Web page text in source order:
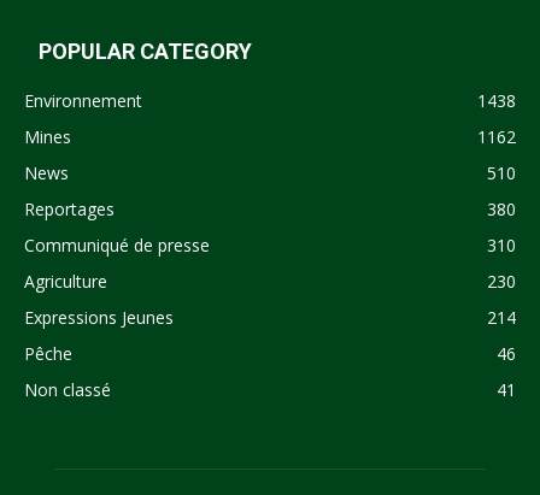
POPULAR CATEGORY
Environnement
1438
Mines
1162
News
510
Reportages
380
Communiqué de presse
310
Agriculture
230
Expressions Jeunes
214
Pêche
46
Non classé
41